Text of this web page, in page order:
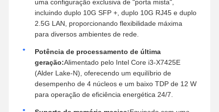
uma configuração exclusiva de "porta mista",
incluindo duplo 10G SFP +, duplo 10G RJ45 e duplo
2.5G LAN, proporcionando flexibilidade máxima
para diversos ambientes de rede.
Potência de processamento de última
geração:Alimentado pelo Intel Core i3-X7425E
(Alder Lake-N), oferecendo um equilíbrio de
desempenho de 4 núcleos e um baixo TDP de 12 W
para operação de eficiência energética 24/7.